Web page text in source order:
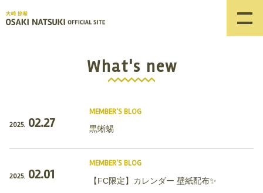
What's new
2025. 02.27
MEMBER'S BLOG
黒蜥蜴
2025. 02.01
MEMBER'S BLOG
【FC限定】カレンダー 壁紙配布✨